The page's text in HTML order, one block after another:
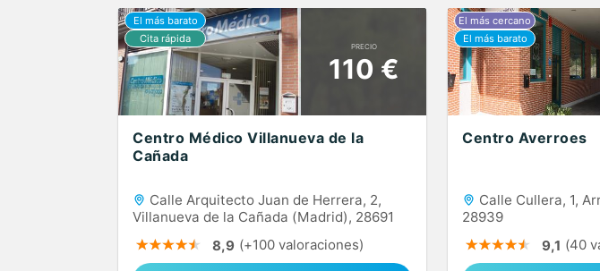
PRECIO
110 €
Centro Médico Villanueva de la
Cañada
Calle Arquitecto Juan de Herrera, 2,
Villanueva de la Cañada (Madrid), 28691
8,9 (+100 valoraciones)
Centro Averroes
Calle Cullera, 1,
28939
9,1 (40